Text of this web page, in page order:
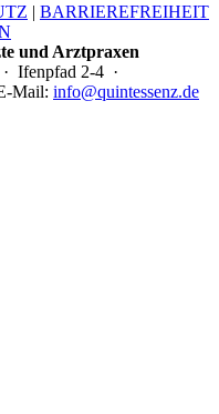
| BARRIEREFREIHEIT
und Arztpraxen
· Ifenpfad 2-4 ·
Mail: info@quintessenz.de